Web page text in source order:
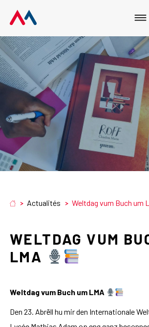
Aller
au
menu
principal
Aller
au
contenu
Aller
au
pied
de
page
Actualités Weltdag vum Buch um
WELTDAG VUM
LMA
Weltdag vum Buch um LMA
Den 23. Abrëll hu mir den Internationale